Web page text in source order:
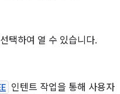
택하여 열 수 있습니다.
인텐트 작업을 통해 사용자